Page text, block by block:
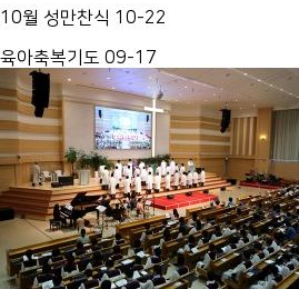
10월 성만찬식 10-22
육아축복기도 09-17